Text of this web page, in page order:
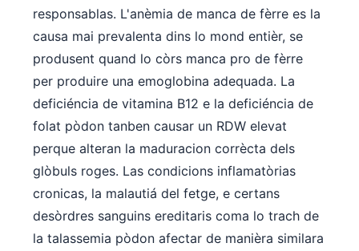
responsablas. L'anèmia de manca de fèrre es la
causa mai prevalenta dins lo mond entièr, se
produsent quand lo còrs manca pro de fèrre
per produire una emoglobina adequada. La
deficiéncia de vitamina B12 e la deficiéncia de
folat pòdon tanben causar un RDW elevat
perque alteran la maduracion corrècta dels
glòbuls roges. Las condicions inflamatòrias
cronicas, la malautiá del fetge, e certans
desòrdres sanguins ereditaris coma lo trach de
la talassemia pòdon afectar de manièra similara